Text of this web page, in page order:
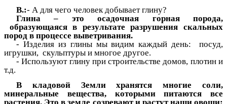
В.:- А для чего человек добывает глину?
Глина – это осадочная горная порода,
образующаяся в результате разрушения скальных
пород в процессе выветривания.
- Изделия из глины мы видим каждый день: посуд,
игрушки, скульптуры и многое другое.
- Используют глину при строительстве домов, плотин и
т.д.
В кладовой Земли хранятся многие соли,
минеральные вещества, которыми питаются все